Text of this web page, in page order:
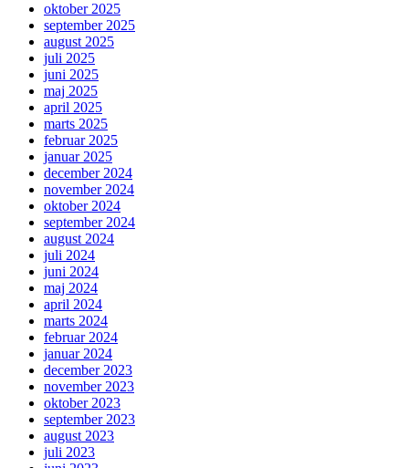
oktober 2025
september 2025
august 2025
juli 2025
juni 2025
maj 2025
april 2025
marts 2025
februar 2025
januar 2025
december 2024
november 2024
oktober 2024
september 2024
august 2024
juli 2024
juni 2024
maj 2024
april 2024
marts 2024
februar 2024
januar 2024
december 2023
november 2023
oktober 2023
september 2023
august 2023
juli 2023